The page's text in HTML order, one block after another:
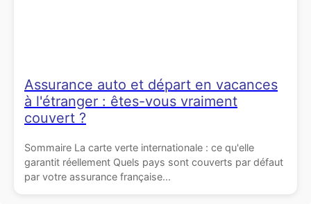
Assurance auto et départ en vacances
à l'étranger : êtes-vous vraiment
couvert ?
Sommaire La carte verte internationale : ce qu'elle
garantit réellement Quels pays sont couverts par défaut
par votre assurance française...